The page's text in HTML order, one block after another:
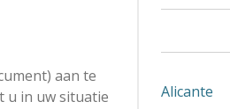
aan te
u in uw situatie
Alicante